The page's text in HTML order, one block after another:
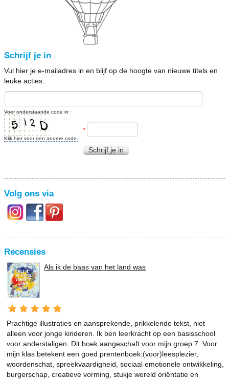
Schrijf je in
Vul hier je e-mailadres in en blijf op de hoogte van nieuwe titels en
leuke acties.
Voer onderstaande code in :
Klik hier voor een andere code.
*
Schrijf je in
Volg ons via
Recensies
Als ik de baas van het land was
Prachtige illustraties en aansprekende, prikkelende tekst, niet
alleen voor jonge kinderen. Ik ben leerkracht op een basisschool
voor anderstaligen. Dit boek aangeschaft voor mijn groep 7. Voor
mijn klas betekent een goed prentenboek:(voor)leesplezier,
woordenschat, spreekvaardigheid, sociaal emotionele ontwikkeling,
burgerschap, creatieve vorming, stukje wereld oriëntatie en